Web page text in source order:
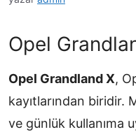
Opel
Opel Grandland X,
kayıtlarından biridir.
ve günlük kullanıma